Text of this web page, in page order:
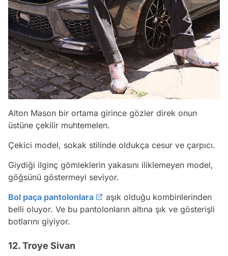
Alton Mason bir ortama girince gözler direk onun
üstüne çekilir muhtemelen.
Çekici model, sokak stilinde oldukça cesur ve çarpıcı.
Giydiği ilginç gömleklerin yakasını iliklemeyen model,
göğsünü göstermeyi seviyor.
Bol paça pantolonlara
aşık olduğu kombinlerinden
belli oluyor. Ve bu pantolonların altına şık ve gösterişli
botlarını giyiyor.
12. Troye Sivan